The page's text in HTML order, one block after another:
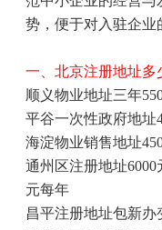
势，便于对入驻企业
一、北京注册地址多
顺义物业地址三年
平谷一次性政府地址
海淀物业销售地址
通州区注册地址6000
元每年
昌平注册地址包新